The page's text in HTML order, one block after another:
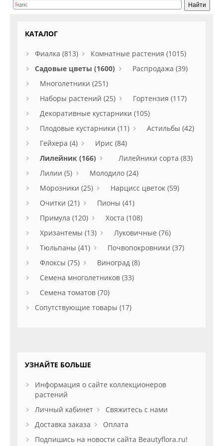
КАТАЛОГ
Фиалка (813)
Комнатные растения (1015)
Садовые цветы (1600)
Распродажа (39)
Многолетники (251)
Наборы растений (25)
Гортензия (117)
Декоративные кустарники (105)
Плодовые кустарники (11)
Астильбы (42)
Гейхера (4)
Ирис (84)
Лилейник (166)
Лилейники сорта (83)
Лилии (5)
Молодило (24)
Морозники (25)
Нарцисс цветок (59)
Очитки (21)
Пионы (41)
Примула (120)
Хоста (108)
Хризантемы (13)
Луковичные (76)
Тюльпаны (41)
Почвопокровники (37)
Флоксы (75)
Виноград (8)
Семена многолетников (33)
Семена томатов (70)
Сопутствующие товары (17)
УЗНАЙТЕ БОЛЬШЕ
Информация о сайте коллекционеров
растений
Личный кабинет
Свяжитесь с нами
Доставка заказа
Оплата
Подпишись на новости сайта Beautyflora.ru!